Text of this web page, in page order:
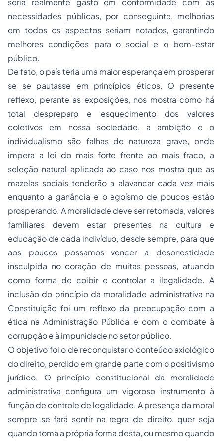
seria realmente gasto em conformidade com as
necessidades públicas, por conseguinte, melhorias
em todos os aspectos seriam notados, garantindo
melhores condições para o social e o bem-estar
público.
De fato, o país teria uma maior esperança em prosperar
se se pautasse em princípios éticos. O presente
reflexo, perante as exposições, nos mostra como há
total despreparo e esquecimento dos valores
coletivos em nossa sociedade, a ambição e o
individualismo são falhas de natureza grave, onde
impera a lei do mais forte frente ao mais fraco, a
seleção natural aplicada ao caso nos mostra que as
mazelas sociais tenderão a alavancar cada vez mais
enquanto a ganância e o egoísmo de poucos estão
prosperando. A moralidade deve ser retomada, valores
familiares devem estar presentes na cultura e
educação de cada indivíduo, desde sempre, para que
aos poucos possamos vencer a desonestidade
insculpida no coração de muitas pessoas, atuando
como forma de coibir e controlar a ilegalidade. A
inclusão do princípio da moralidade administrativa na
Constituição foi um reflexo da preocupação com a
ética na Administração Pública e com o combate à
corrupção e à impunidade no setor público.
O objetivo foi o de reconquistar o conteúdo axiológico
do direito, perdido em grande parte com o positivismo
jurídico. O princípio constitucional da moralidade
administrativa configura um vigoroso instrumento à
função de controle de legalidade. A presença da moral
sempre se fará sentir na regra de direito, quer seja
quando toma a própria forma desta, ou mesmo quando